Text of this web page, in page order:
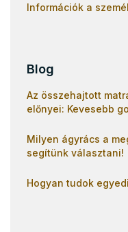
Információk a
Blog
Az összehajtott
előnyei: Kevesebb
Milyen ágyrács a
segítünk választani!
Hogyan tudok